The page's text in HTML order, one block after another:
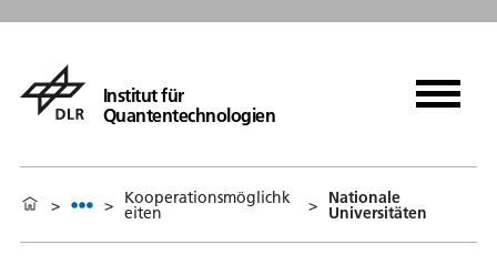
Institut für
Quantentechnologien
> > Kooperationsmöglichk
eiten > Nationale
Universitäten